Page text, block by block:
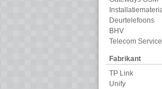
Deurtelefoons
BHV
Telecom
Fabrikant
TP Link
Unify